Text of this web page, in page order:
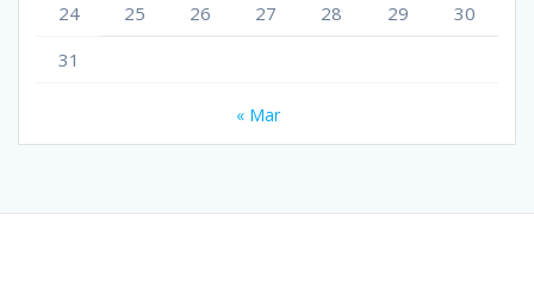
24
25 26 27 28 29
30
31
« Mar